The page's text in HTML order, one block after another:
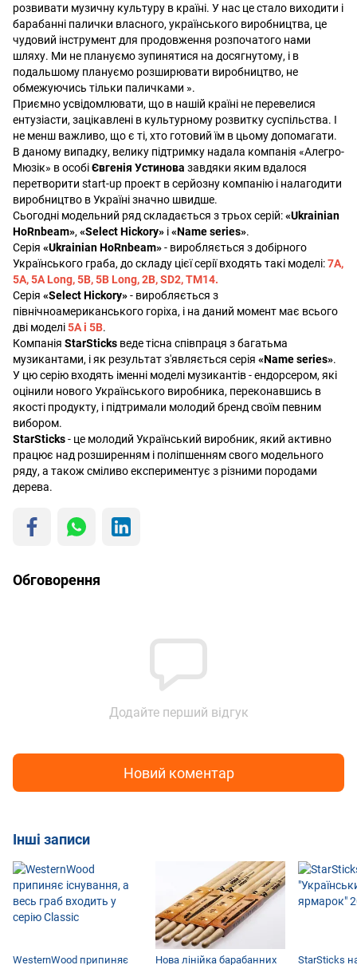
розвивати музичну культуру в країні. У нас це стало виходити і
барабанні палички власного, українського виробництва, це
чудовий інструмент для продовження розпочатого нами
шляху. Ми не плануємо зупинятися на досягнутому, і в
подальшому плануємо розширювати виробництво, не
обмежуючись тільки паличками ».
Приємно усвідомлювати, що в нашій країні не перевелися
ентузіасти, зацікавлені в культурному розвитку суспільства. І
не менш важливо, що є ті, хто готовий їм в цьому допомагати.
В даному випадку, велику підтримку надала компанія «Алегро-
Мюзік» в особіЄвгенія Устинова завдяки яким вдалося
перетворити start-up проект в серйозну компанію і налагодити
виробництво в Україні значно швидше.
Сьогодні модельний ряд складається з трьох серій:«Ukrainian
HoRnbeam»,«Select Hickory» і«Name series».
Серія «Ukrainian HoRnbeam»- виробляється з добірного
Українського граба, до складу цієї серії входять такі моделі:7А,
5A, 5A Long, 5B, 5В Long, 2B, SD2, TM14.
Серія «Select Hickory»- виробляється з
північноамериканського горіха, і на даний момент має всього
дві моделі5А і 5В.
Компанія StarSticks веде тісна співпраця з багатьма
музикантами, і як результат з'являється серія «Name series».
У цю серію входять іменні моделі музикантів - ендорсером, які
оцінили нового Українського виробника, переконавшись в
якості продукту, і підтримали молодий бренд своїм певним
вибором.
StarSticks- це молодий Український виробник, який активно
працює над розширенням і поліпшенням свого модельного
ряду, а також сміливо експериментує з різними породами
дерева.
Обговорення
Додайте перший відгук
Новий коментар
Інші записи
WesternWood припиняє Нова лінійка барабанних StarSticks